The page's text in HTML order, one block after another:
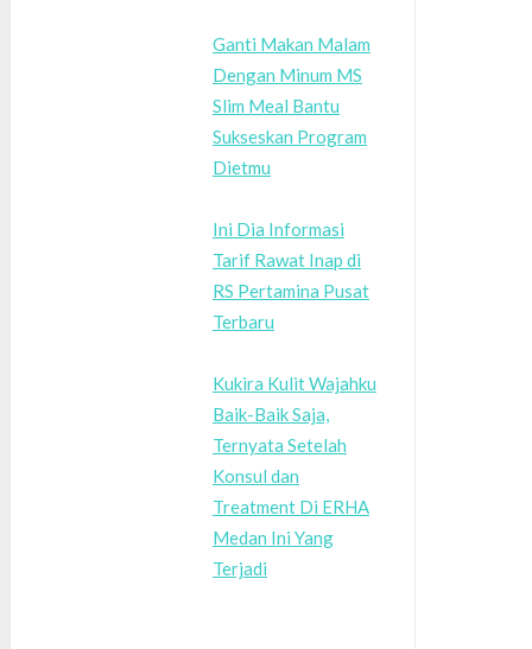
Ganti Makan Malam
Dengan Minum MS
Slim Meal Bantu
Sukseskan Program
Dietmu
Ini Dia Informasi
Tarif Rawat Inap di
RS Pertamina Pusat
Terbaru
Kukira Kulit Wajahku
Baik-Baik Saja,
Ternyata Setelah
Konsul dan
Treatment Di ERHA
Medan Ini Yang
Terjadi